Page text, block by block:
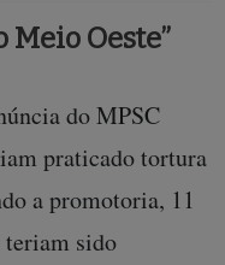
Meio Oeste”
do MPSC
praticado tortura
a promotoria, 11
teriam sido